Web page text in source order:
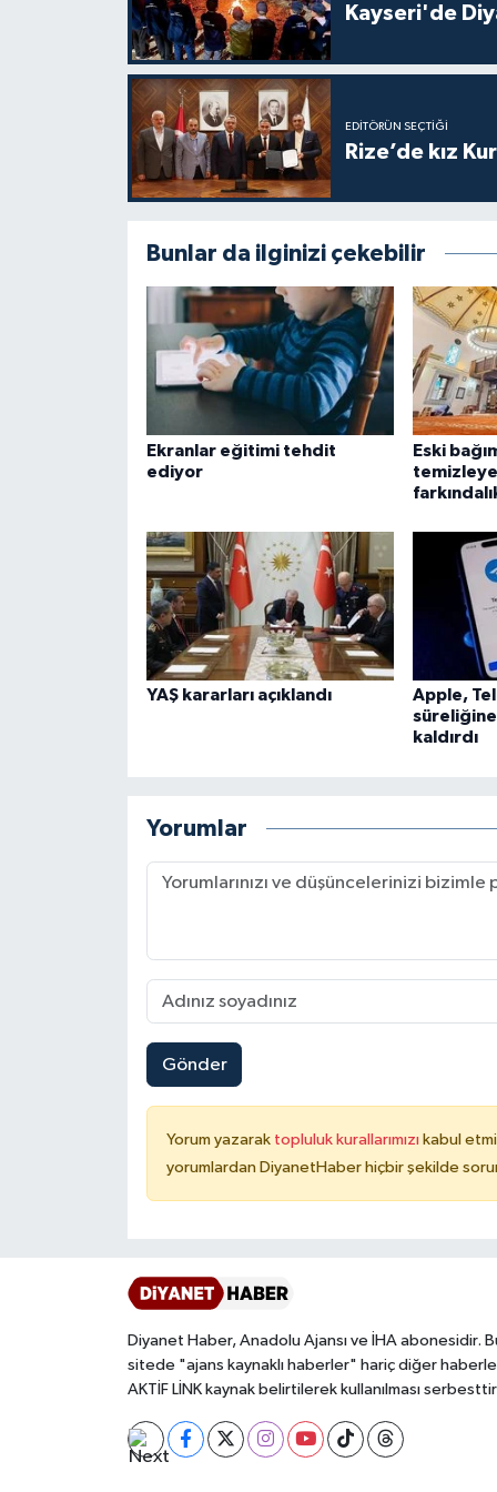
Kayseri'de
EDITÖRÜN SEÇTIĞI
Rize’de kız
Bunlar da ilginizi çekebilir
Ekranlar eğitimi tehdit
ediyor
Eski
YAŞ kararları açıklandı
Apple,
kaldırdı
Yorumlar
Gönder
Yorum yazarak topluluk kurallarımızı kabul
yorumlardan DiyanetHaber hiçbir şekilde
Diyanet Haber, Anadolu Ajansı ve İHA abonesidir.
sitede "ajans kaynaklı haberler" hariç diğer
AKTİF LİNK kaynak belirtilerek kullanılması
Gümüşhane Müftülüğü
Hakkari Müftülüğü
Hatay Müftülüğü
Iğdır Müftülüğü
Isparta Müftülüğü
İstanbul Müftülüğü
İzmir Müftülüğü
Karabük Müftülüğü
Karaman Müftülüğü
Kars Müftülüğü
Kastamonu Müftülüğü
Kayseri Müftülüğü
Kırklareli Müftülüğü
Kocaeli Müftülüğü
Konya Müftülüğü
Malatya Müftülüğü
Muğla Müftülüğü
Muş Müftülüğü